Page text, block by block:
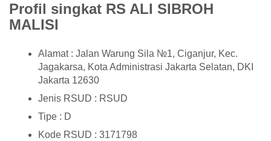
Profil singkat RS ALI SIBROH
MALISI
Alamat : Jalan Warung Sila №1, Ciganjur, Kec.
Jagakarsa, Kota Administrasi Jakarta Selatan, DKI
Jakarta 12630
Jenis RSUD : RSUD
Tipe : D
Kode RSUD : 3171798